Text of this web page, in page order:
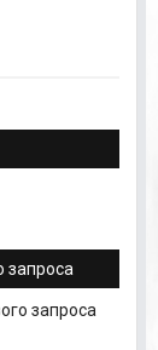
запроса
запроса